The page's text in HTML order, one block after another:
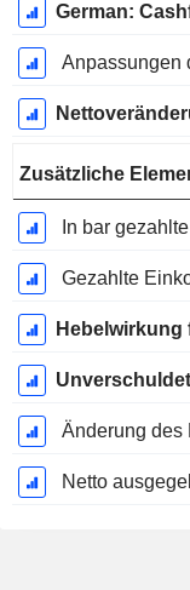
German:
Anpassungen
Zusätzliche
In bar
Hebelwirkung
Änderung des
Netto